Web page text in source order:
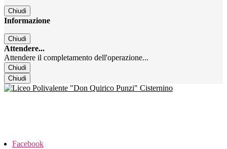
Chiudi
Informazione
Chiudi
Attendere...
Attendere il completamento dell'operazione...
Chiudi
Chiudi
Facebook